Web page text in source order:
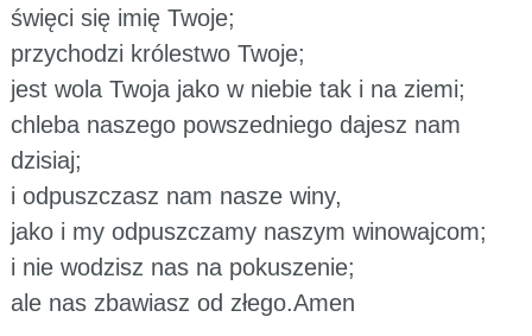
święci się imię Twoje;
przychodzi królestwo Twoje;
jest wola Twoja jako w niebie tak i na ziemi;
chleba naszego powszedniego dajesz nam
dzisiaj;
i odpuszczasz nam nasze winy,
jako i my odpuszczamy naszym winowajcom;
i nie wodzisz nas na pokuszenie;
ale nas zbawiasz od złego.Amen